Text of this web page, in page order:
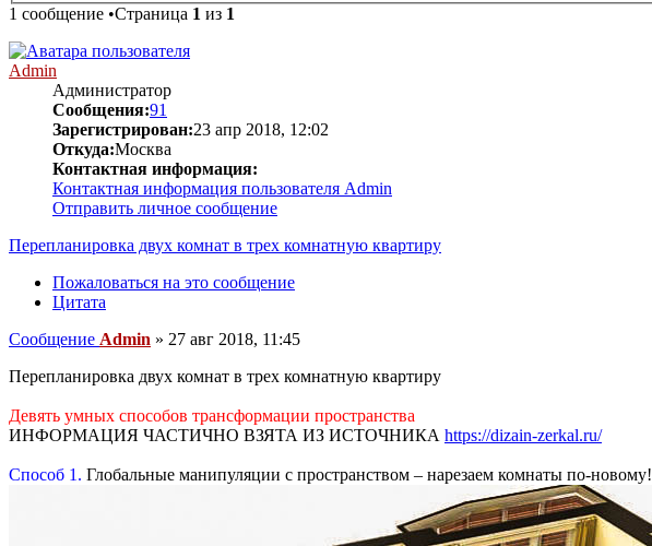
1 сообщение •Страница 1 из 1
Admin
Администратор
Сообщения:91
Зарегистрирован:23 апр 2018, 12:02
Откуда:Москва
Контактная информация:
Контактная информация пользователя Admin
Отправить личное сообщение
Перепланировка двух комнат в трех комнатную квартиру
Пожаловаться на это сообщение
Цитата
Сообщение Admin » 27 авг 2018, 11:45
Перепланировка двух комнат в трех комнатную квартиру
Девять умных способов трансформации пространства
ИНФОРМАЦИЯ ЧАСТИЧНО ВЗЯТА ИЗ ИСТОЧНИКА https://dizain-zerkal.ru/
Способ 1. Глобальные манипуляции с пространством – нарезаем комнаты по-новому!